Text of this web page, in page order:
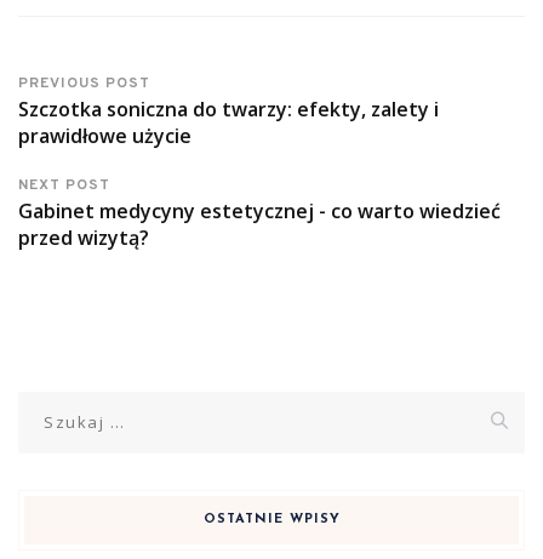
PREVIOUS POST
Szczotka soniczna do twarzy: efekty, zalety i
prawidłowe użycie
NEXT POST
Gabinet medycyny estetycznej - co warto wiedzieć
przed wizytą?
OSTATNIE WPISY